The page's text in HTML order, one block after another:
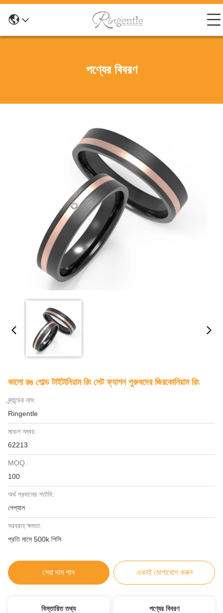
পণ্যের বিবরণ
কালো রঙ গোল্ড টাইটানিয়াম রিং সেট ফ্যাশন পুরুষদের জিরকোনিয়াম রিং
ব্র্যান্ডের নাম:
Ringentle
মডেল নম্বর:
62213
MOQ.:
100
অর্থ প্রদানের শর্তাদি:
পেপ্যাল
সরবরাহ ক্ষমতা:
প্রতি মাসে 500k পিসি
সেরা দাম পান এখনই যোগাযোগ করুন
বিস্তারিত তথ্য পণ্যের বিবরণ